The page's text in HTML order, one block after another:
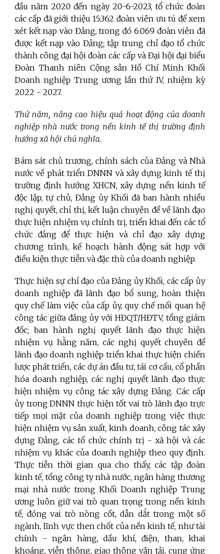
đầu năm 2020 đến ngày 20-6-2023, tổ chức đoàn
các cấp đã giới thiệu 15.362 đoàn viên ưu tú để xem
xét kết nạp vào Đảng, trong đó 6.069 đoàn viên đã
được kết nạp vào Đảng; tập trung chỉ đạo tổ chức
thành công đại hội đoàn các cấp và Đại hội đại biểu
Đoàn Thanh niên Cộng sản Hồ Chí Minh Khối
Doanh nghiệp Trung ương lần thứ IV, nhiệm kỳ
2022 - 2027.
Thứ năm, nâng cao hiệu quả hoạt động của doanh
nghiệp nhà nước trong nền kinh tế thị trường định
hướng xã hội chủ nghĩa.
Bám sát chủ trương, chính sách của Đảng và Nhà
nước về phát triển DNNN và xây dựng kinh tế thị
trường định hướng XHCN, xây dựng nền kinh tế
độc lập, tự chủ, Đảng ủy Khối đã ban hành nhiều
nghị quyết, chỉ thị, kết luận chuyên đề về lãnh đạo
thực hiện nhiệm vụ chính trị, triển khai đến các tổ
chức đảng để thực hiện và chỉ đạo xây dựng
chương trình, kế hoạch hành động sát hợp với
điều kiện thực tiễn và đặc thù của doanh nghiệp.
Thực hiện sự chỉ đạo của Đảng ủy Khối, các cấp ủy
doanh nghiệp đã lãnh đạo bổ sung, hoàn thiện
quy chế làm việc của cấp ủy, quy chế mối quan hệ
công tác giữa đảng ủy với HĐQT/HĐTV, tổng giám
đốc; ban hành nghị quyết lãnh đạo thực hiện
nhiệm vụ hằng năm, các nghị quyết chuyên đề
lãnh đạo doanh nghiệp triển khai thực hiện chiến
lược phát triển, các dự án đầu tư, tái cơ cấu, cổ phần
hóa doanh nghiệp, các nghị quyết lãnh đạo thực
hiện nhiệm vụ công tác xây dựng Đảng. Các cấp
ủy trong DNNN thực hiện tốt vai trò lãnh đạo trực
tiếp mọi mặt của doanh nghiệp trong việc thực
hiện nhiệm vụ sản xuất, kinh doanh, công tác xây
dựng Đảng, các tổ chức chính trị - xã hội và các
nhiệm vụ khác của doanh nghiệp theo quy định.
Thực tiễn thời gian qua cho thấy, các tập đoàn
kinh tế, tổng công ty nhà nước, ngân hàng thương
mại nhà nước trong Khối Doanh nghiệp Trung
ương luôn giữ vai trò quan trọng trong nền kinh
tế, đóng vai trò nòng cốt, dẫn dắt trong một số
ngành, lĩnh vực then chốt của nền kinh tế, như tài
chính - ngân hàng, dầu khí, điện, than, khai
khoáng, viễn thông, giao thông vận tải, cung ứng